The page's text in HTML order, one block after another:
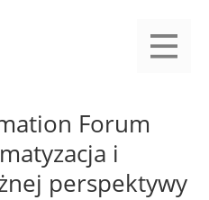
Forum
i
perspektywy